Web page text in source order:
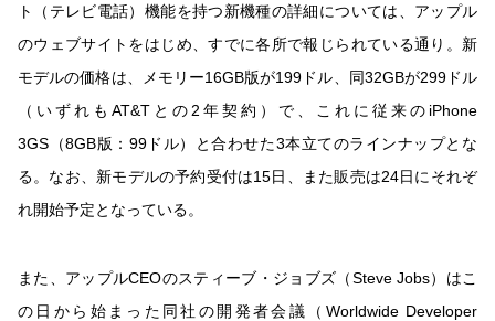
ト（テレビ電話）機能を持つ新機種の詳細については、アップル
のウェブサイトをはじめ、すでに各所で報じられている通り。新
モデルの価格は、メモリー16GB版が199ドル、同32GBが299ドル
（いずれもAT&Tとの2年契約）で、これに従来のiPhone
3GS（8GB版：99ドル）と合わせた3本立てのラインナップとな
る。なお、新モデルの予約受付は15日、また販売は24日にそれぞ
れ開始予定となっている。
また、アップルCEOのスティーブ・ジョブズ（Steve Jobs）はこ
の日から始まった同社の開発者会議（Worldwide Developer